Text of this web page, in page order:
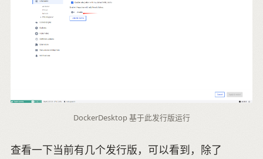
DockerDesktop 基于此发行版运行
查看一下当前有几个发行版，可以看到，除了